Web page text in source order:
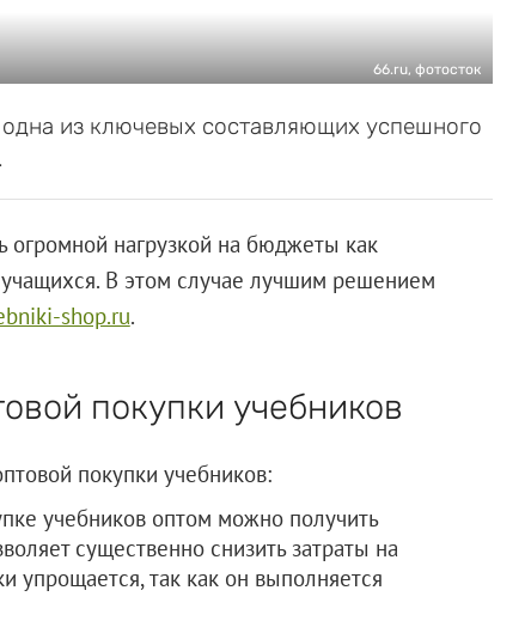
66.ru, фотосток
из ключевых составляющих успешного
огромной нагрузкой на бюджеты как
В этом случае лучшим решением
shop.ru.
покупки учебников
покупки учебников:
учебников оптом можно получить
существенно снизить затраты на
упрощается, так как он выполняется